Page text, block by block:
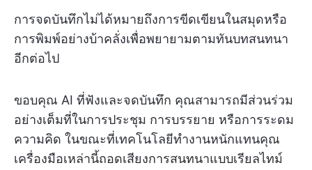
การจดบันทึกไม่ได้หมายถึงการขีดเขียนในสมุดหรือ
การพิมพ์อย่างบ้าคลั่งเพื่อพยายามตามทันบทสนทนา
อีกต่อไป
ขอบคุณ AI ที่ฟังและจดบันทึก คุณสามารถมีส่วนร่วม
อย่างเต็มที่ในการประชุม การบรรยาย หรือการระดม
ความคิด ในขณะที่เทคโนโลยีทำงานหนักแทนคุณ
เครื่องมือเหล่านี้ถอดเสียงการสนทนาแบบเรียลไทม์